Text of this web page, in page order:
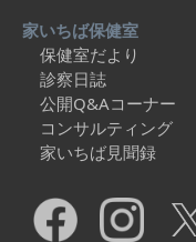
家いちば保健室
保健室だより
診察日誌
公開Q&Aコーナー
コンサルティング
家いちば見聞録